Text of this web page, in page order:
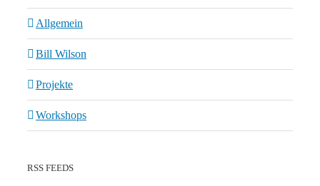
Allgemein
Bill Wilson
Projekte
Workshops
RSS FEEDS